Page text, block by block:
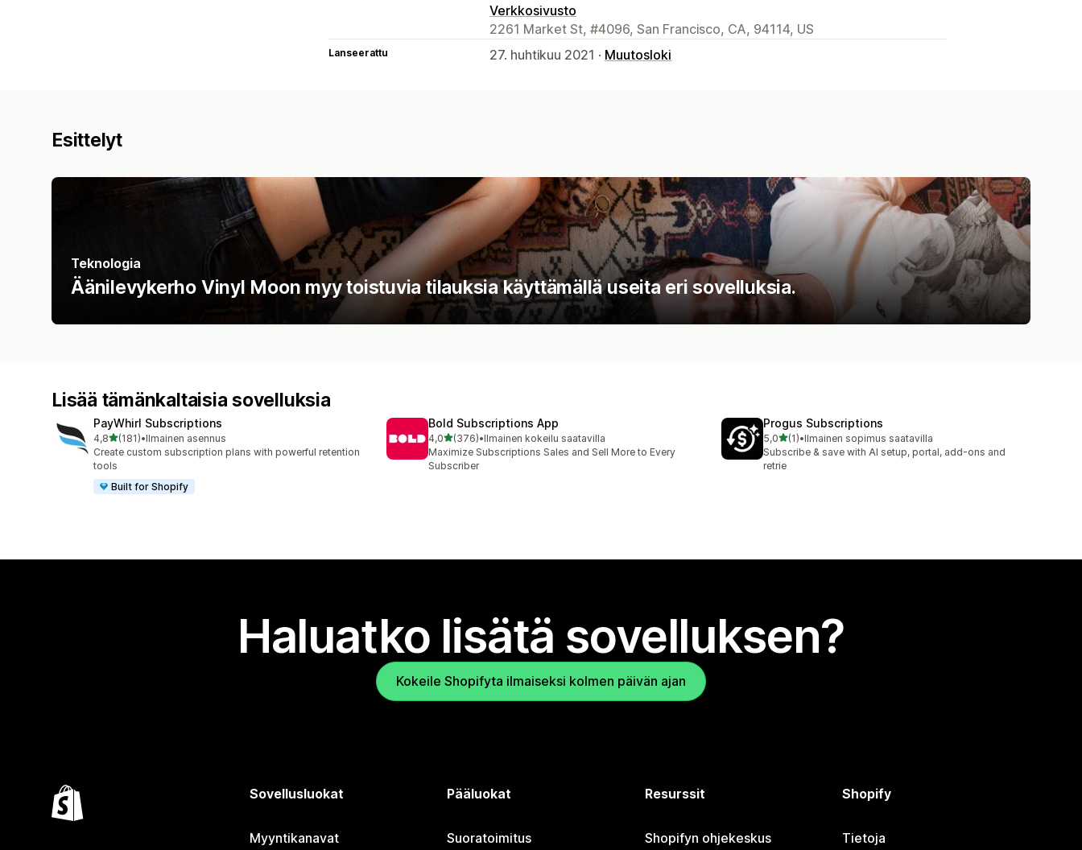
Verkkosivusto
2261 Market St, #4096, San Francisco, CA, 94114, US
Lanseerattu 27. huhtikuu 2021 · Muutosloki
Esittelyt
Teknologia
Äänilevykerho Vinyl Moon myy toistuvia tilauksia käyttämällä useita eri sovelluksia.
Lisää tämänkaltaisia sovelluksia
PayWhirl Subscriptions
4,8/ 5 tähteä
(181)
181 arvostelua yhteensä
•Ilmainen asennus
Create custom subscription plans with powerful retention
tools
Built for Shopify
Bold Subscriptions App
4,0/ 5 tähteä
(376)
376 arvostelua yhteensä
•Ilmainen kokeilu saatavilla
Maximize Subscriptions Sales and Sell More to Every
Subscriber
Progus Subscriptions
5,0/ 5 tähteä
(1)
1 arvostelua yhteensä
•Ilmainen sopimus saatavilla
Subscribe & save with AI setup, portal, add-ons and
retrie
Haluatko lisätä sovelluksen?
Kokeile Shopifyta ilmaiseksi kolmen päivän ajan
Sovellusluokat
Myyntikanavat
Pääluokat
Suoratoimitus
Resurssit
Shopifyn ohjekeskus
Shopify
Tietoja